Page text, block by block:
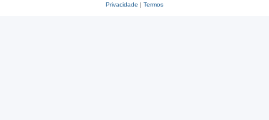
Privacidade | Termos